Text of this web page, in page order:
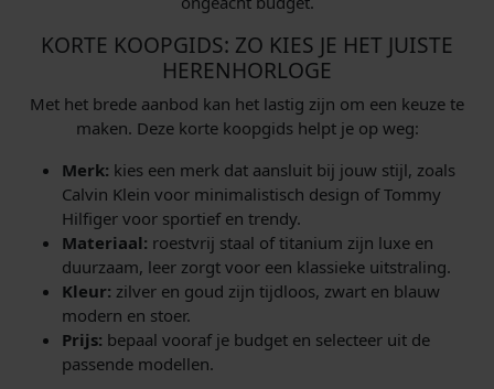
KORTE KOOPGIDS: ZO KIES JE HET JUISTE
HERENHORLOGE
Met het brede aanbod kan het lastig zijn om een keuze te
maken. Deze korte koopgids helpt je op weg:
Merk: kies een merk dat aansluit bij jouw stijl, zoals
Calvin Klein voor minimalistisch design of Tommy
Hilfiger voor sportief en trendy.
Materiaal: roestvrij staal of titanium zijn luxe en
duurzaam, leer zorgt voor een klassieke uitstraling.
Kleur: zilver en goud zijn tijdloos, zwart en blauw
modern en stoer.
Prijs: bepaal vooraf je budget en selecteer uit de
passende modellen.